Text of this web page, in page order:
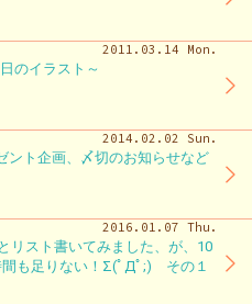
2011.03.14 Mon.
のイラスト～
2014.02.02 Sun.
ント企画、〆切のお知らせなど
2016.01.07 Thu.
リスト書いてみました、が、10
間も足りない！Σ(ﾟДﾟ;) その１